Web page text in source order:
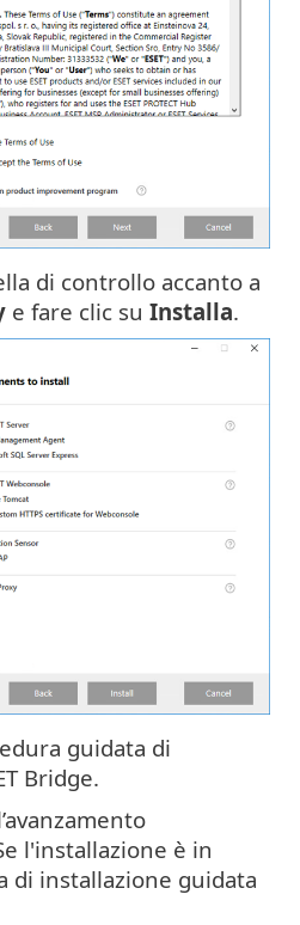
di controllo accanto a
e fare clic su Installa.
guidata di
Bridge.
l'installazione è in
di installazione guidata